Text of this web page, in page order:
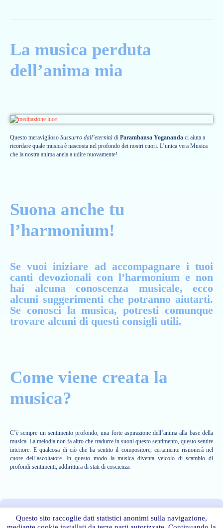
La musica perduta
dell’anima mia
Questo meraviglioso Sussurro dall’eternità di Paramhansa Yogananda ci aiuta a
ricordare quale musica è nascosta nel profondo dei nostri cuori. L’unica vera Musica
che la nostra anima anela a udire nuovamente!
Suona anche tu
l’harmonium!
Se vuoi iniziare ad accompagnare i tuoi
canti devozionali con l’harmonium e non
hai alcuna conoscenza musicale, ecco
alcuni suggerimenti che potranno aiutarti.
Se conosci la musica, potresti comunque
trovare alcuni di questi consigli utili.
Come viene creata la
musica?
C’è sempre un sentimento profondo, una forte aspirazione dell’anima alla base della
musica. La melodia non fa altro che tradurre in suoni questo sentimento, questo sentire
interiore. E qualcosa di ciò che ha sentito il compositore, certamente risuonerà nel
cuore dell’ascoltatore. In questo modo la musica diventa veicolo di scambio di
profondi sentimenti, addirittura di stati di coscienza.
   © 2015 |CONTATTACI|SITI AMICI
Questo sito raccoglie dati statistici anonimi sulla navigazione,